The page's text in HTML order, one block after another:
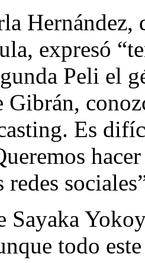
Hernández,
expresó
Peli el
Gibrán,
Es
redes
Sayaka
todo